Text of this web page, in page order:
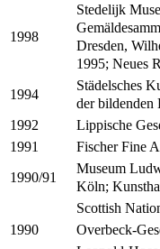
1998
Stedelijk
Dresden,
1995; Neues
1994
Städelsches
der bildenden
1992 Lippische
1991 Fischer Fine
1990/91
Museum
Köln;
Scottish
1990 Overbeck-